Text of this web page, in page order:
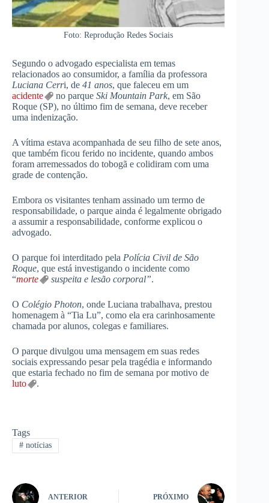
Foto: Reprodução Redes Sociais
Segundo o advogado especialista em temas
relacionados ao consumidor, a família da professora
Luciana Cerri, de 41 anos, que faleceu em um
acidente
no parque Ski Mountain Park, em São
Roque (SP), no último fim de semana, deve receber
uma indenização.
A vítima estava acompanhada de seu filho de sete anos,
que também ficou ferido no incidente, quando ambos
foram arremessados do tobogã e colidiram com uma
grade de contenção.
Embora os visitantes tenham assinado um termo de
responsabilidade, o parque ainda é legalmente obrigado
a assumir a responsabilidade, conforme explicou o
advogado.
O parque foi interditado pela Polícia Civil de São
Roque, que está investigando o incidente como
“morte suspeita e lesão corporal”.
O Colégio Photon, onde Luciana trabalhava, prestou
homenagem à “Tia Lu”, como ela era carinhosamente
chamada por alunos, colegas e familiares.
O parque divulgou uma mensagem em suas redes
sociais expressando pesar pela tragédia e informando
que estaria fechado no fim de semana por motivo de
luto
.
Tags
#notícias
ANTERIOR PRÓXIMO